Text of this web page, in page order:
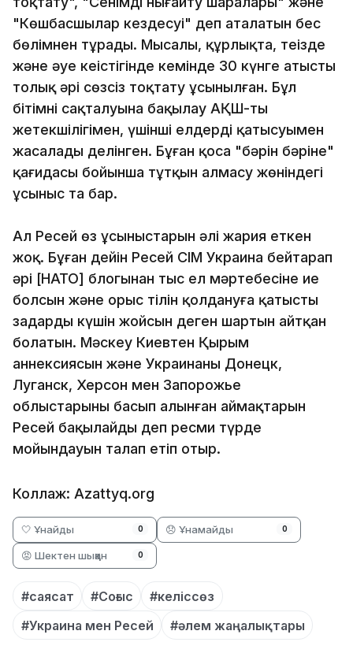
"Көшбасшылар кездесуі" деп аталатын бес
бөлімнен тұрады. Мысалы, құрлықта, теңізде
және әуе кеңістігінде кемінде 30 күнге атысты
толық әрі сөзсіз тоқтату ұсынылған. Бұл
бітімнің сақталуына бақылау АҚШ-тың
жетекшілігімен, үшінші елдердің қатысуымен
жасалады делінген. Бұған қоса "бәрін бәріне"
қағидасы бойынша тұтқын алмасу жөніндегі
ұсыныс та бар.
Ал Ресей өз ұсыныстарын әлі жария еткен
жоқ. Бұған дейін Ресей СІМ Украина бейтарап
әрі [НАТО] блогынан тыс ел мәртебесіне ие
болсын және орыс тілін қолдануға қатысты
заңдардың күшін жойсын деген шартын айтқан
болатын. Мәскеу Киевтен Қырым
аннексиясын және Украинаның Донецк,
Луганск, Херсон мен Запорожье
облыстарының басып алынған аймақтарын
Ресей бақылайды деп ресми түрде
мойындауын талап етіп отыр.
Коллаж: Azattyq.org
🤍 Ұнайды 0 😞 Ұнамайды 0
😡 Шектен шыққан 0
#саясат #Соғыс
#келіссөз
#Украина мен Ресей
#әлем жаңалықтары